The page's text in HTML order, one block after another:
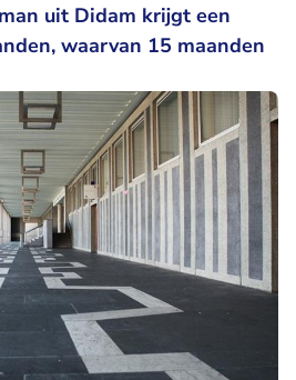
uit Didam krijgt een
waarvan 15 maanden